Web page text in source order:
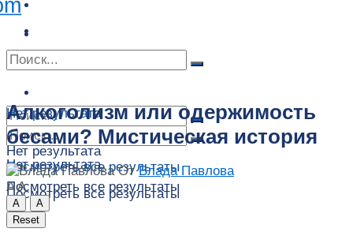
Контакты
Нет результата
Посмотреть все результаты
Сонник
Нет результата
Посмотреть все результаты
Нет результата
Посмотреть все результаты
Алкоголизм или одержимость
бесами? Мистическая история
От Влада Павлова
A A
A
A
Reset